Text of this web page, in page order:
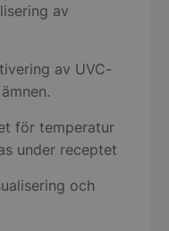
av
av UVC-
för temperatur
under receptet
och